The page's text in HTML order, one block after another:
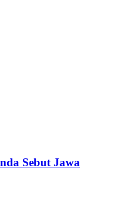
Sebut Jawa